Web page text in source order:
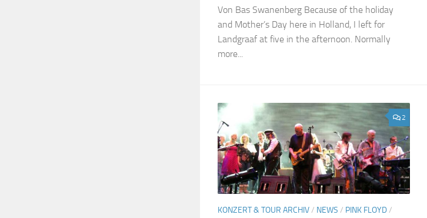
Von Bas Swanenberg Because of the holiday
and Mother’s Day here in Holland, I left for
Landgraaf at five in the afternoon. Normally
more...
2
KONZERT & TOUR ARCHIV/ NEWS / PINK FLOYD/